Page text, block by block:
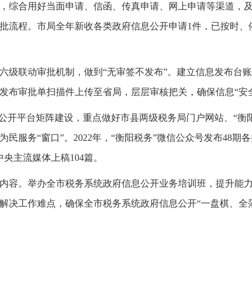
综合用好当面申请、信函、传真申请、网上申请等渠道，
程。市局全年新收各类政府信息公开申请1件，已按时、
级联动审批机制，做到“无审签不发布”。建立信息发布台
审批单扫描件上传至省局，层层审核把关，确保信息“安
开平台矩阵建设，重点做好市县两级税务局门户网站、“衡
服务“窗口”。2022年，“衡阳税务”微信公众号发布48期
主流媒体上稿104篇。
容。举办全市税务系统政府信息公开业务培训班，提升能
工作难点，确保全市税务系统政府信息公开“一盘棋、全